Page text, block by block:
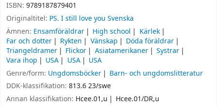
ISBN: 9789187879401
Originaltitel: PS. I still love you Svenska
Ämnen: Ensamföräldrar High school
Kärlek
Far och dotter
Rykten Vänskap
Döda föräldrar
Triangeldramer
Flickor Asiatamerikaner
Systrar
Vara ihop
USA USA
USA
Genre/form: Ungdomsböcker
Barn- och ungdomslitteratur
DDK-klassifikation: 813.6 23/swe
Annan klassifikation: Hcee.01,u
Hcee.01/DR,u